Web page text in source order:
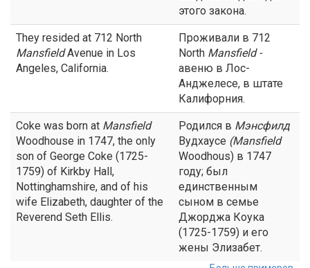
этого закона.
They resided at 712 North
MansfieldAvenue in Los
Angeles, California.
Проживали в 712
North Mansfield-
авеню в Лос-
Анджелесе, в штате
Калифорния.
Coke was born at Mansfield
Woodhouse in 1747, the only
son of George Coke (1725-
1759) of Kirkby Hall,
Nottinghamshire, and of his
wife Elizabeth, daughter of the
Reverend Seth Ellis.
Родился в Мэнсфилд
Вудхаусе (Mansfield
Woodhous) в 1747
году; был
единственным
сыном в семье
Джорджа Коука
(1725-1759) и его
жены Элизабет.